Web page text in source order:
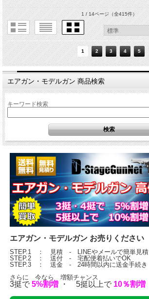
1 / 14ページ（全415件）
1 2 3 4 5
エアガン・モデルガン 商品検索
キーワード検索
エアガン・モデルガン お売りください
STEP.1 ： 見積 - LINEやメールで簡単見積
STEP.2 ： 送付 - 宅配便着払いでOK
STEP.3 ： 送金 - 24時間以内に送金手続き
さらに 今なら 増額チャンス
3挺で 5%割増 ・ 5挺以上で 10％割増